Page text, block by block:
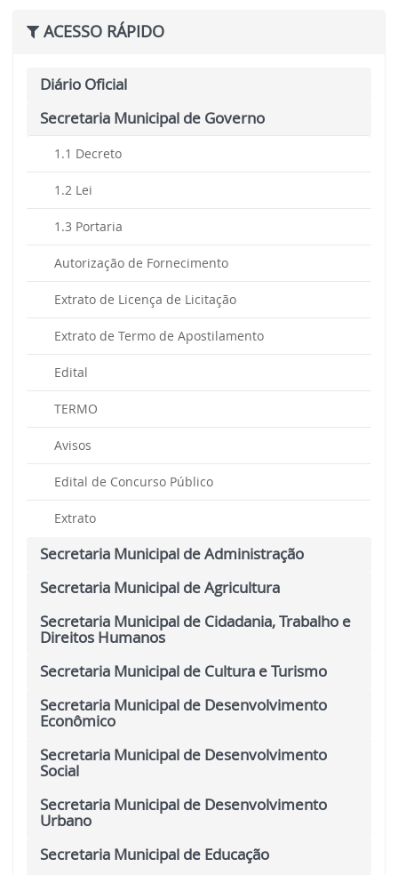
ACESSO RÁPIDO
Diário Oficial
Secretaria Municipal de Governo
1.1 Decreto
1.2 Lei
1.3 Portaria
Autorização de Fornecimento
Extrato de Licença de Licitação
Extrato de Termo de Apostilamento
Edital
TERMO
Avisos
Edital de Concurso Público
Extrato
Secretaria Municipal de Administração
Secretaria Municipal de Agricultura
Secretaria Municipal de Cidadania, Trabalho e
Direitos Humanos
Secretaria Municipal de Cultura e Turismo
Secretaria Municipal de Desenvolvimento
Econômico
Secretaria Municipal de Desenvolvimento
Social
Secretaria Municipal de Desenvolvimento
Urbano
Secretaria Municipal de Educação